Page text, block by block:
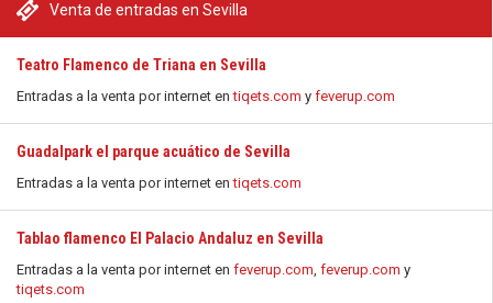
Venta de entradas en Sevilla
Teatro Flamenco de Triana en Sevilla
Entradas a la venta por internet entiqets.com y feverup.com
Guadalpark el parque acuático de Sevilla
Entradas a la venta por internet entiqets.com
Tablao flamenco El Palacio Andaluz en Sevilla
Entradas a la venta por internet en feverup.com, feverup.com y
tiqets.com